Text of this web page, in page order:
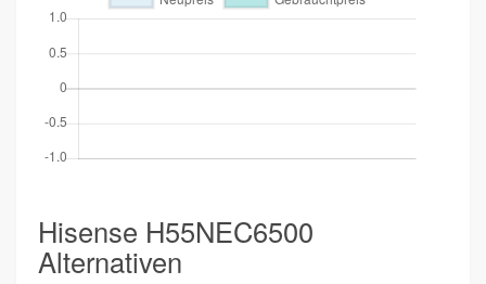
Hisense H55NEC6500
Alternativen